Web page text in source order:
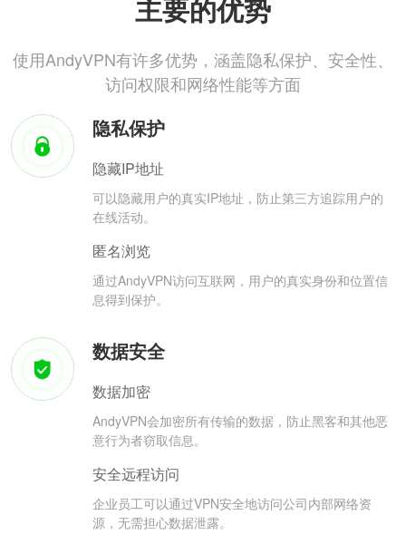
主要的优势
使用AndyVPN有许多优势，涵盖隐私保护、安全性、
访问权限和网络性能等方面
隐私保护
隐藏IP地址
可以隐藏用户的真实IP地址，防止第三方追踪用户的
在线活动。
匿名浏览
通过AndyVPN访问互联网，用户的真实身份和位置信
息得到保护。
数据安全
数据加密
AndyVPN会加密所有传输的数据，防止黑客和其他恶
意行为者窃取信息。
安全远程访问
企业员工可以通过VPN安全地访问公司内部网络资
源，无需担心数据泄露。